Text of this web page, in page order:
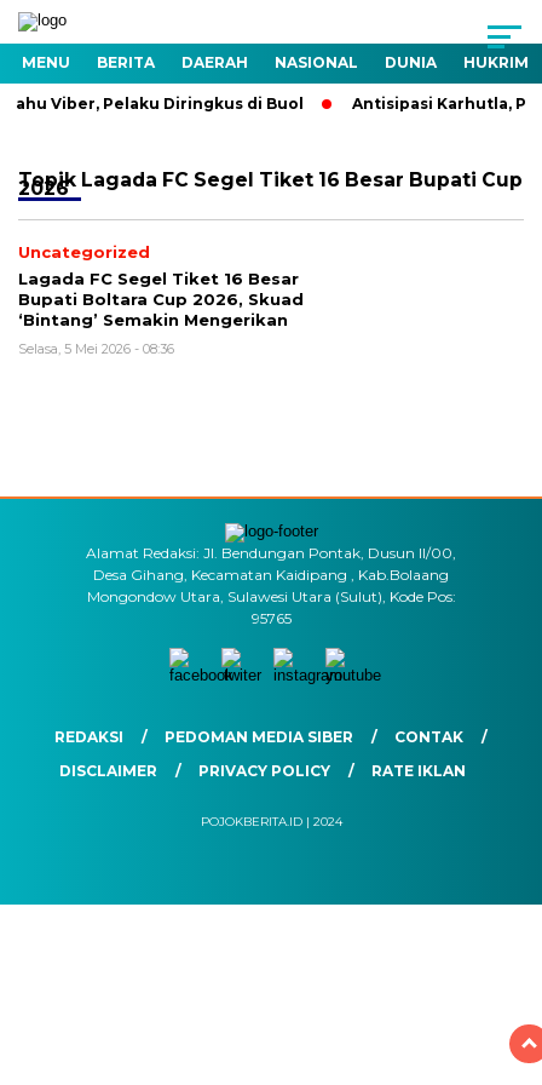
MENU BERITA DAERAH NASIONAL DUNIA HUKRIM
Viber, Pelaku Diringkus di Buol Antisipasi Karhutla,
Topik Lagada FC Segel Tiket 16 Besar Bupati Cup
2026
Uncategorized
Lagada FC Segel Tiket 16 Besar
Bupati Boltara Cup 2026, Skuad
‘Bintang’ Semakin Mengerikan
Selasa, 5 Mei 2026 - 08:36
Alamat Redaksi: Jl. Bendungan Pontak, Dusun II/00,
Desa Gihang, Kecamatan Kaidipang , Kab.Bolaang
Mongondow Utara, Sulawesi Utara (Sulut), Kode Pos:
95765
REDAKSI PEDOMAN MEDIA SIBER
CONTAK
DISCLAIMER
PRIVACY POLICY RATE IKLAN
POJOKBERITA.ID | 2024